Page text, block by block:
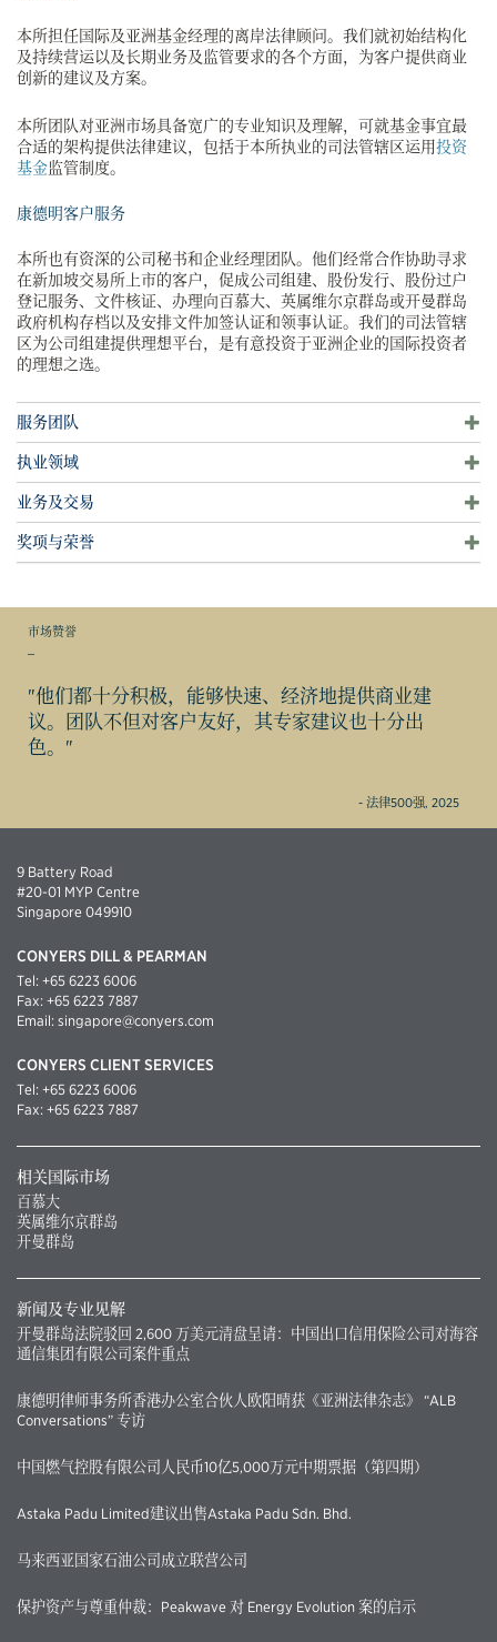
本所担任国际及亚洲基金经理的离岸法律顾问。我们就初始结构化
及持续营运以及长期业务及监管要求的各个方面，为客户提供商业
创新的建议及方案。
本所团队对亚洲市场具备宽广的专业知识及理解，可就基金事宜最
合适的架构提供法律建议，包括于本所执业的司法管辖区运用投资
基金监管制度。
康德明客户服务
本所也有资深的公司秘书和企业经理团队。他们经常合作协助寻求
在新加坡交易所上市的客户，促成公司组建、股份发行、股份过户
登记服务、文件核证、办理向百慕大、英属维尔京群岛或开曼群岛
政府机构存档以及安排文件加签认证和领事认证。我们的司法管辖
区为公司组建提供理想平台，是有意投资于亚洲企业的国际投资者
的理想之选。
服务团队
执业领域
业务及交易
奖项与荣誉
市场赞誉
"他们都十分积极，能够快速、经济地提供商业建
议。团队不但对客户友好，其专家建议也十分出
色。"
- 法律500强, 2025
9 Battery Road
#20-01 MYP Centre
Singapore 049910
CONYERS DILL & PEARMAN
Tel: +65 6223 6006
Fax: +65 6223 7887
Email: singapore@conyers.com
CONYERS CLIENT SERVICES
Tel: +65 6223 6006
Fax: +65 6223 7887
相关国际市场
百慕大
英属维尔京群岛
开曼群岛
新闻及专业见解
开曼群岛法院驳回 2,600 万美元清盘呈请：中国出口信用保险公司对海容
通信集团有限公司案件重点
康德明律师事务所香港办公室合伙人欧阳晴获《亚洲法律杂志》 “ALB
Conversations” 专访
中国燃气控股有限公司人民币10亿5,000万元中期票据（第四期）
Astaka Padu Limited建议出售Astaka Padu Sdn. Bhd.
马来西亚国家石油公司成立联营公司
保护资产与尊重仲裁：Peakwave 对 Energy Evolution 案的启示